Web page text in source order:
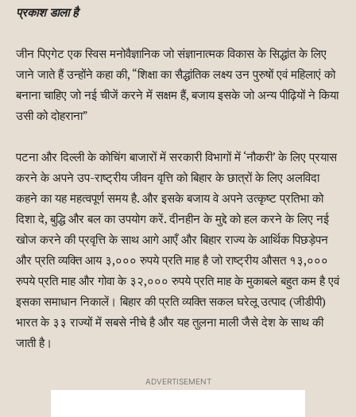
प्रकाश डाला है
जीन पिएगेट एक स्विस मनोवैज्ञानिक जो संज्ञानात्मक विकास के सिद्धांत के लिए
जाने जाते हैं उन्होंने कहा की, “शिक्षा का सैद्धांतिक लक्ष्य उन पुरुषों एवं महिलाएं को
बनाना चाहिए जो नई चीजें करने में सक्षम हैं, बजाय इसके जो अन्य पीढ़ियों ने किया
उसी को दोहराना”
पटना और दिल्ली के कोचिंग बाजारों में सरकारी विभागों में ‘नौकरी’ के लिए प्रयास
करने के अपने उप-राष्ट्रीय जीवन वृत्ति को बिहार के छात्रों के लिए अलविदा
कहने का यह महत्वपूर्ण समय है. और इसके बजाय वे अपने उत्कृष्ट प्रतिभा को
दिशा दे, बुद्धि और बल का उपयोग करें. दीनहीन के मुद्दे को हल करने के लिए नई
खोज करने की प्रवृत्ति के साथ आगे आएँ और बिहार राज्य के आर्थिक पिछड़ेपन
और प्रति व्यक्ति आय ३,००० रुपये प्रति माह है जो राष्ट्रीय औसत १‍३,०००
रुपये प्रति माह और गोवा के ३२,००० रुपये प्रति माह के मुकाबले बहुत कम है एवं
इसका समाधान निकालें। बिहार की प्रति व्यक्ति सकल घरेलू उत्पाद (जीडीपी)
भारत के ३३ राज्यों में सबसे नीचे है और यह तुलना माली जैसे देश के साथ की
जाती है।
ADVERTISEMENT